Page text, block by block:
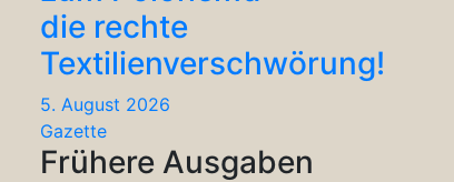
die rechte
Textilienverschwörung!
5. August 2026
Gazette
Frühere Ausgaben